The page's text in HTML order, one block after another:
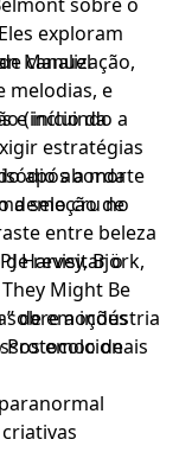
exploram
canalização,
melodias, e
(incluindo a
estratégias
aborda
seleção de
entre beleza
Harvey, Björk,
Might Be
sobre a indústria
Protocolo de
Manuel
e início da
após a morte
demo cru no
de revisitar o
de emoções
emocionais